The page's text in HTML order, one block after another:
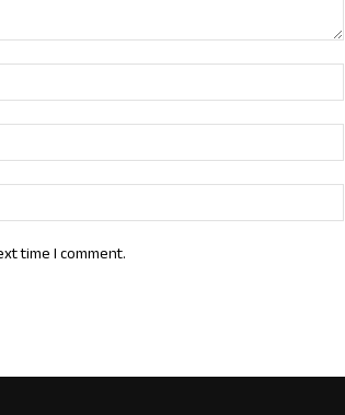
time I comment.